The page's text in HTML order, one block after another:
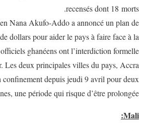
recensés dont 18 morts.
Nana Akufo-Addo a annoncé un plan de
dollars pour aider le pays à faire face à la
ghanéens ont l’interdiction formelle
Les deux principales villes du pays, Accra
confinement depuis jeudi 9 avril pour deux
une période qui risque d’être prolongée.
Mali: